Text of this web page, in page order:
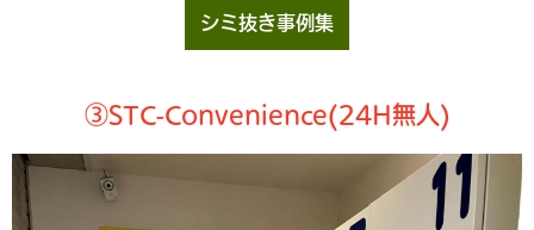
シミ抜き事例集
③STC-Convenience(24H無人)